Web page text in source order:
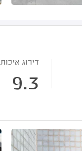
דירוג איכות
9.3